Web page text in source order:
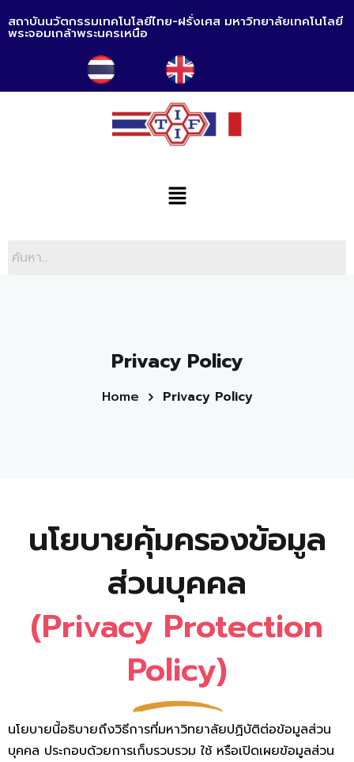
สถาบันนวัตกรรมเทคโนโลยีไทย-ฝรั่งเศส มหาวิทยาลัยเทคโนโลยี
พระจอมเกล้าพระนครเหนือ
Privacy Policy
Home Privacy Policy
นโยบายคุ้มครองข้อมูล
ส่วนบุคคล
(Privacy Protection
Policy)
นโยบายนี้อธิบายถึงวิธีการที่มหาวิทยาลัยปฏิบัติต่อข้อมูลส่วน
บุคคล ประกอบด้วยการเก็บรวบรวม ใช้ หรือเปิดเผยข้อมูลส่วน